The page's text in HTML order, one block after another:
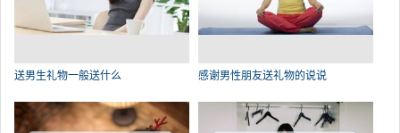
送男生礼物一般送什么 感谢男性朋友送礼物的说说